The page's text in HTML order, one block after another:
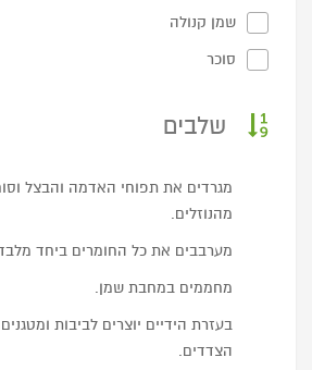
שמן קנולה
סוכר
שלבים
מגרדים את תפוחי האדמה והבצל
מהנוזלים.
מערבבים את כל החומרים ביחד
מחממים במחבת שמן.
בעזרת הידיים יוצרים לביבות
הצדדים.